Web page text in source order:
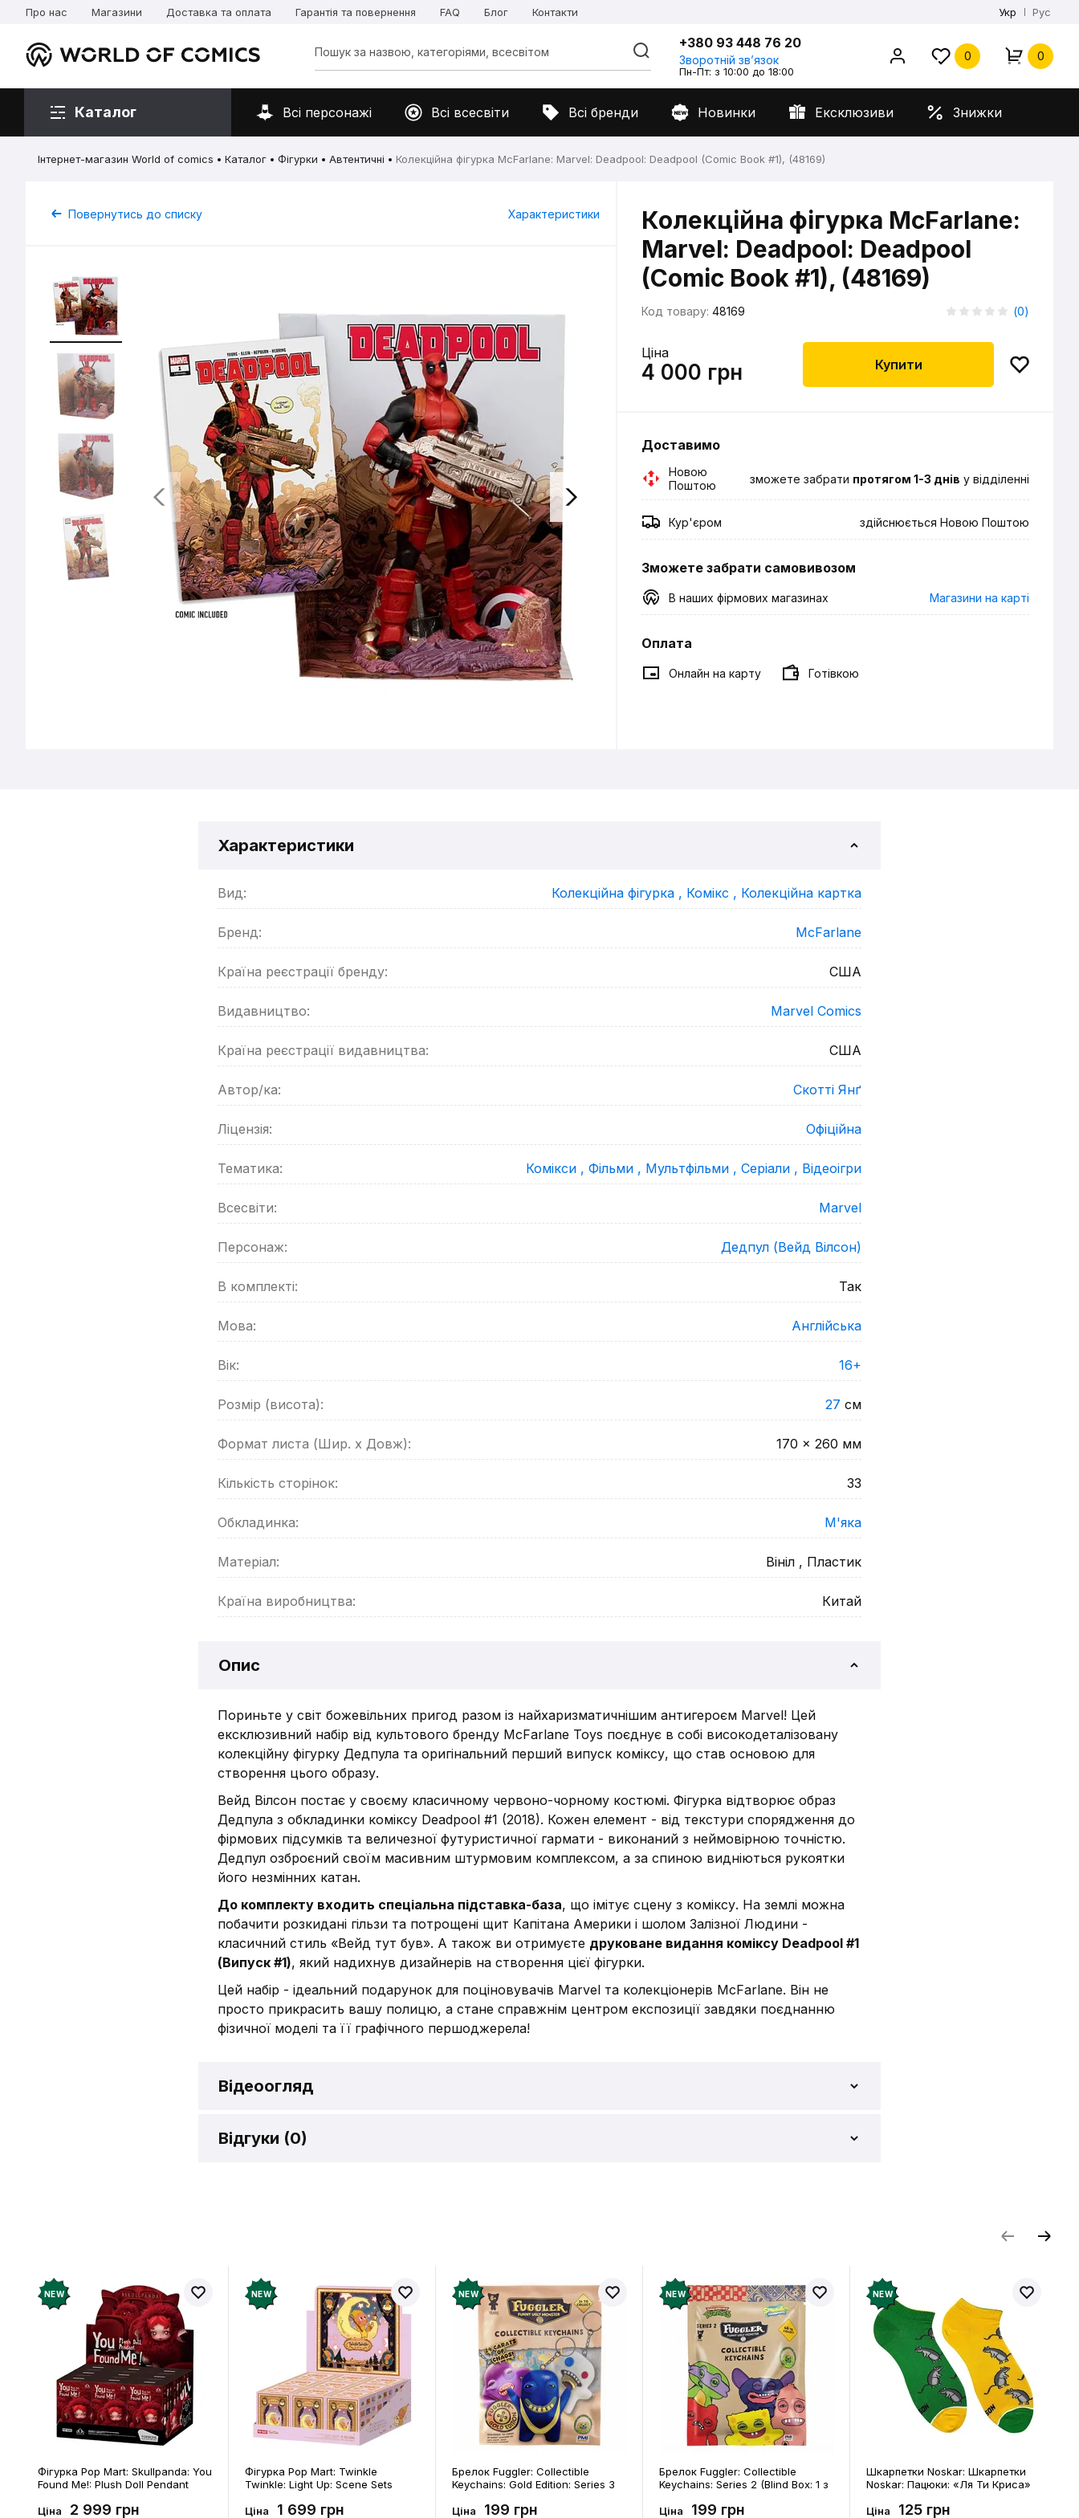
Про нас Магазини Доставка та оплата Гарантія та повернення FAQ Блог Контакти Укр Рус
+380 93 448 76 20
Зворотній звʼязок
Пн-Пт: з 10:00 до 18:00
0 0
Каталог Всі персонажі Всі всесвіти Всі бренди Новинки Ексклюзиви Знижки
Інтернет-магазин World of comics Каталог Фігурки Автентичні Колекційна фігурка McFarlane: Marvel: Deadpool: Deadpool (Comic Book #1), (48169)
Повернутись до списку Характеристики
Колекційна фігурка McFarlane:
Marvel: Deadpool: Deadpool
(Comic Book #1), (48169)
Код товару: 48169 (0)
Ціна
4 000 грн Купити
Доставимо
Новою
Поштою
зможете забрати протягом 1-3 днів у відділенні
Кур'єром здійснюється Новою Поштою
Зможете забрати самовивозом
В наших фірмових магазинах Магазини на карті
Оплата
Онлайн на карту Готівкою
Характеристики
Вид: Колекційна фігурка , Комікс , Колекційна картка
Бренд: McFarlane
Країна реєстрації бренду: США
Видавництво: Marvel Comics
Країна реєстрації видавництва: США
Автор/ка: Скотті Янґ
Ліцензія: Офіційна
Тематика: Комікси , Фільми , Мультфільми , Серіали , Відеоігри
Всесвіти: Marvel
Персонаж: Дедпул (Вейд Вілсон)
В комплекті: Так
Мова: Англійська
Вік: 16+
Розмір (висота): 27 см
Формат листа (Шир. х Довж): 170 x 260 мм
Кількість сторінок: 33
Обкладинка: М'яка
Матеріал: Вініл , Пластик
Країна виробництва: Китай
Опис
Пориньте у світ божевільних пригод разом із найхаризматичнішим антигероєм Marvel! Цей
ексклюзивний набір від культового бренду McFarlane Toys поєднує в собі високодеталізовану
колекційну фігурку Дедпула та оригінальний перший випуск коміксу, що став основою для
створення цього образу.
Вейд Вілсон постає у своєму класичному червоно-чорному костюмі. Фігурка відтворює образ
Дедпула з обкладинки коміксу Deadpool #1 (2018). Кожен елемент - від текстури спорядження до
фірмових підсумків та величезної футуристичної гармати - виконаний з неймовірною точністю.
Дедпул озброєний своїм масивним штурмовим комплексом, а за спиною видніються рукоятки
його незмінних катан.
До комплекту входить спеціальна підставка-база, що імітує сцену з коміксу. На землі можна
побачити розкидані гільзи та потрощені щит Капітана Америки і шолом Залізної Людини -
класичний стиль «Вейд тут був». А також ви отримуєте друковане видання коміксу Deadpool #1
(Випуск #1), який надихнув дизайнерів на створення цієї фігурки.
Цей набір - ідеальний подарунок для поціновувачів Marvel та колекціонерів McFarlane. Він не
просто прикрасить вашу полицю, а стане справжнім центром експозиції завдяки поєднанню
фізичної моделі та її графічного першоджерела!
Відеоогляд
(Comic Book #1), (48169)
Відгуки (0)
NEW
Фігурка Pop Mart: Skullpanda: You
Found Me!: Plush Doll Pendant
Edition), (29347)
Ціна 2 999 грн
NEW
Фігурка Pop Mart: Twinkle
Twinkle: Light Up: Scene Sets
Edition), (21372)
Ціна 1 699 грн
NEW
Брелок Fuggler: Collectible
Keychains: Gold Edition: Series 3
Ціна 199 грн
NEW
Брелок Fuggler: Collectible
Keychains: Series 2 (Blind Box: 1 з
Ціна 199 грн
NEW
Шкарпетки Noskar: Шкарпетки
Noskar: Пацюки: «Ля Ти Криса»
Ціна 125 грн